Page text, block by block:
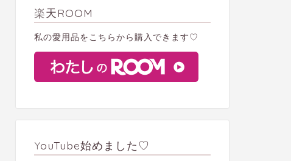
楽天ROOM
私の愛用品をこちらから購入できます♡
YouTube始めました♡